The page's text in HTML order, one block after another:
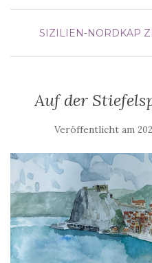
SIZILIEN-NORDKAP
Auf der
Veröffentlicht am